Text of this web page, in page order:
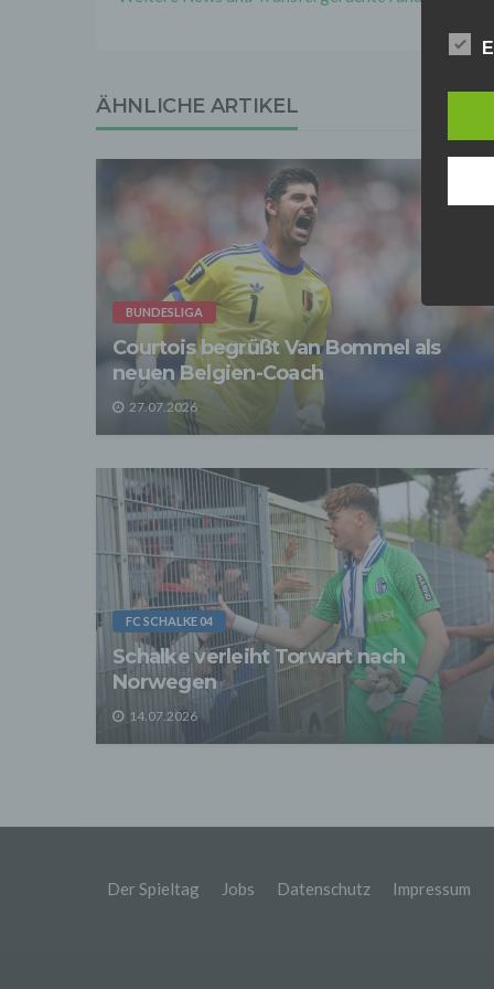
ÄHNLICHE ARTIKEL
BUNDESLIGA
Courtois begrüßt Van Bommel als
neuen Belgien-Coach
27.07.2026
FC SCHALKE 04
Schalke verleiht Torwart nach
Norwegen
14.07.2026
Der Spieltag Jobs Datenschutz Impressum
ist
Für
2.
Wir
Wir
der
3.
Die
-